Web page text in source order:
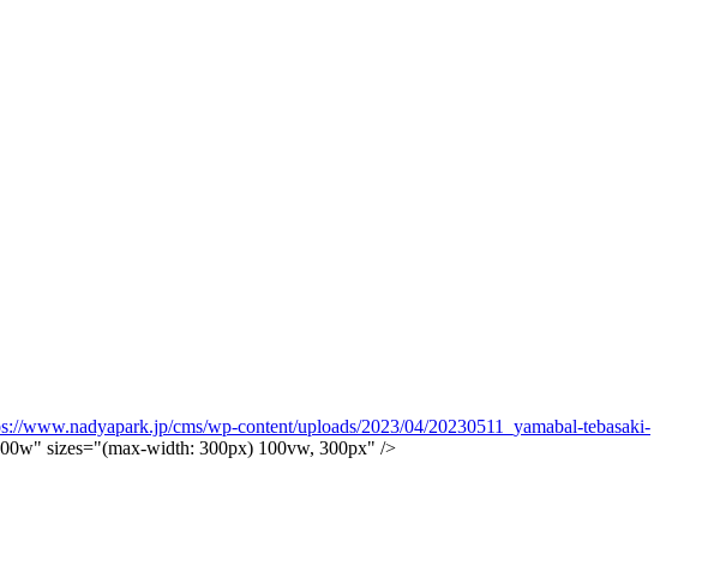
www.nadyapark.jp/cms/wp-content/uploads/2023/04/20230511_yamabal-tebasaki-
sizes="(max-width: 300px) 100vw, 300px" />